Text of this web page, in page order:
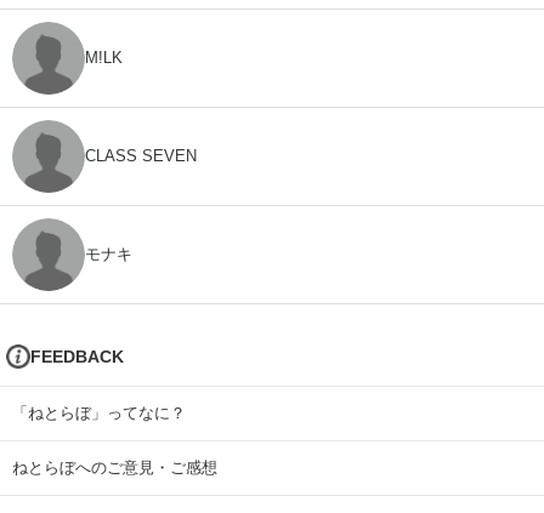
M!LK
CLASS SEVEN
モナキ
FEEDBACK
「ねとらぼ」ってなに？
ねとらぼへのご意見・ご感想